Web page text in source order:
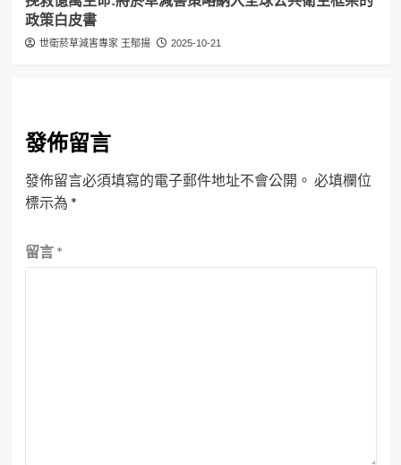
政策白皮書
世衛菸草減害專家 王郁揚 2025-10-21
發佈留言
發佈留言必須填寫的電子郵件地址不會公開。 必填欄位
標示為 *
留言 *